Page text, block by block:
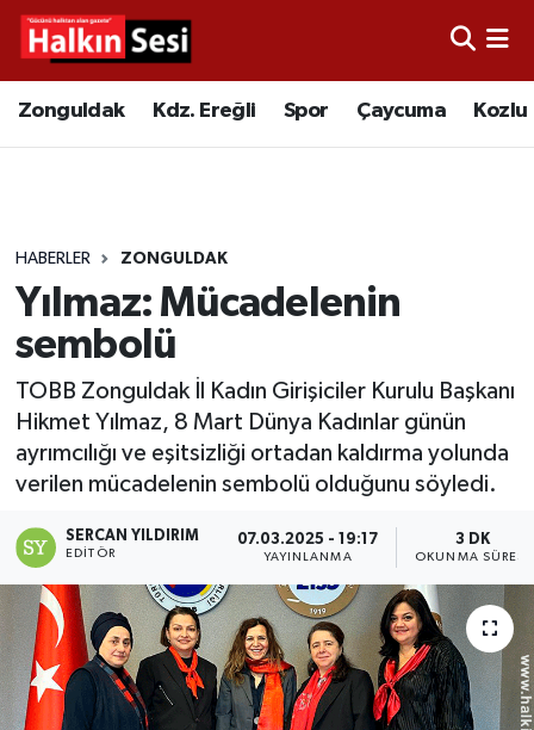
Zonguldak Kdz. Ereğli Spor Çaycuma Kozlu
HABERLER ZONGULDAK
Yılmaz: Mücadelenin
sembolü
TOBB Zonguldak İl Kadın Girişiciler Kurulu Başkanı
Hikmet Yılmaz, 8 Mart Dünya Kadınlar günün
ayrımcılığı ve eşitsizliği ortadan kaldırma yolunda
verilen mücadelenin sembolü olduğunu söyledi.
SERCAN YILDIRIM
EDITÖR
07.03.2025 - 19:17
YAYINLANMA
3 DK
OKUNMA SÜRESI
Video
Çaycuma
Alaplı
Asayiş
Bartın
Bolu
ÇEVRE
Merkez Hava Durumu
Tüm Manşetler
Son Dakika Haberleri
Haber Arşivi